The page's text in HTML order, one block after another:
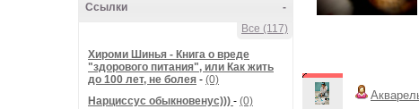
-
Ссылки
Все (117)
Хироми Шинья - Книга о вреде
"здорового питания", или Как жить
до 100 лет, не болея - (0)
Нарциссус обыкновенус))) - (0)